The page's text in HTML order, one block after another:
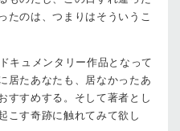
たのは、つまりはそういうこ
キュメンタリー作品となって
居たあなたも、居なかったあ
すすめする。そして著者とし
こす奇跡に触れてみて欲し